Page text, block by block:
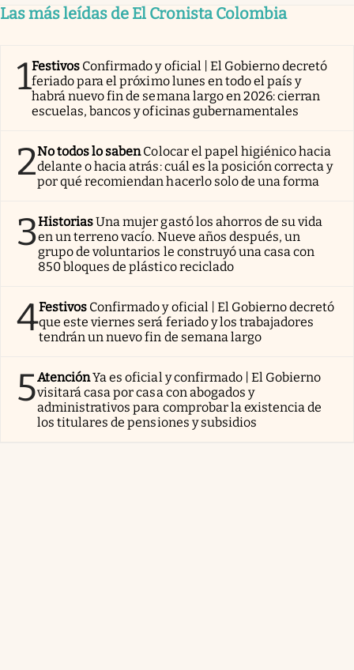
Las más leídas de El Cronista Colombia
1Festivos Confirmado y oficial | El Gobierno decretó
feriado para el próximo lunes en todo el país y
habrá nuevo fin de semana largo en 2026: cierran
escuelas, bancos y oficinas gubernamentales
2No todos lo sabenColocar el papel higiénico hacia
delante o hacia atrás: cuál es la posición correcta y
por qué recomiendan hacerlo solo de una forma
3HistoriasUna mujer gastó los ahorros de su vida
en un terreno vacío. Nueve años después, un
grupo de voluntarios le construyó una casa con
850 bloques de plástico reciclado
4Festivos Confirmado y oficial | El Gobierno decretó
que este viernes será feriado y los trabajadores
tendrán un nuevo fin de semana largo
5AtenciónYa es oficial y confirmado | El Gobierno
visitará casa por casa con abogados y
administrativos para comprobar la existencia de
los titulares de pensiones y subsidios